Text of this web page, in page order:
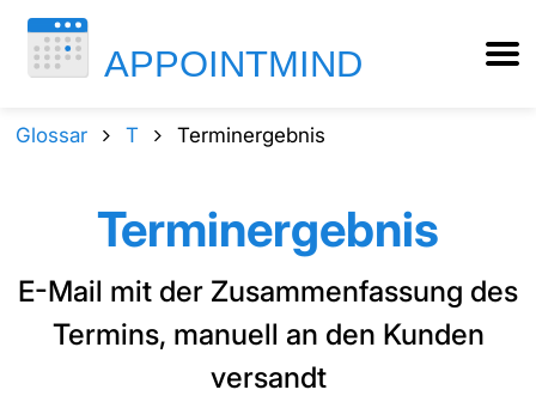
Glossar T Terminergebnis
Terminergebnis
E-Mail mit der Zusammenfassung des
Termins, manuell an den Kunden
versandt